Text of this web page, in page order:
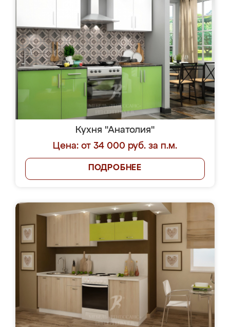
Кухня "Анатолия"
Цена: от 34 000 руб. за п.м.
ПОДРОБНЕЕ